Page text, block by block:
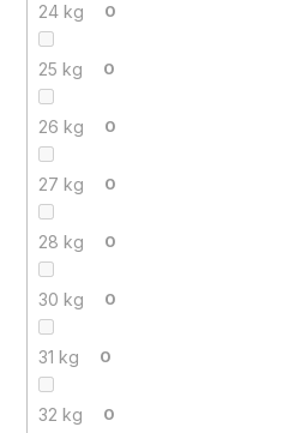
24 kg 0
25 kg 0
26 kg 0
27 kg 0
28 kg 0
30 kg 0
31 kg 0
32 kg 0